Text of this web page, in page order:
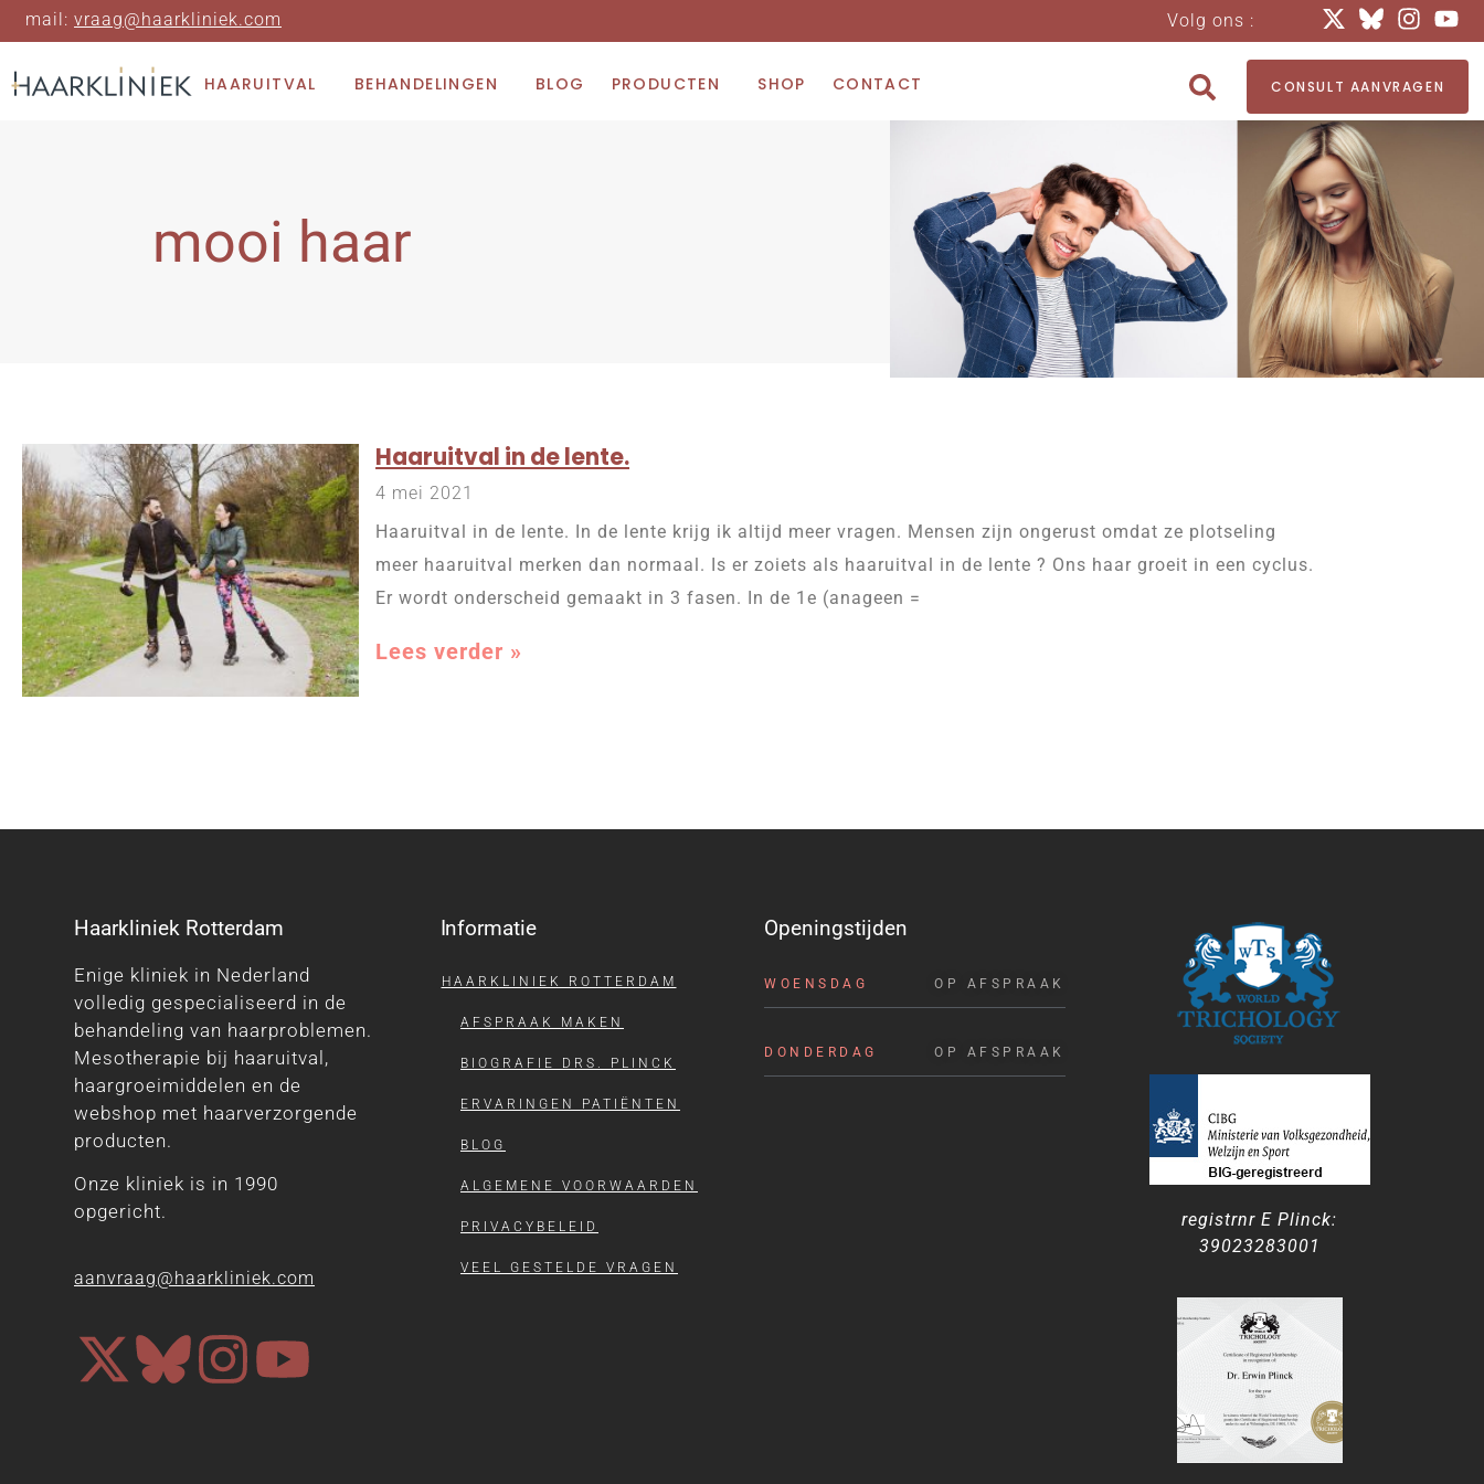
mail: vraag@haarkliniek.com Volg ons :
HAARUITVAL BEHANDELINGEN BLOG PRODUCTEN SHOP CONTACT CONSULT AANVRAGEN
mooi haar
Haaruitval in de lente.
4 mei 2021
Haaruitval in de lente. In de lente krijg ik altijd meer vragen. Mensen zijn ongerust omdat ze plotseling
meer haaruitval merken dan normaal. Is er zoiets als haaruitval in de lente ? Ons haar groeit in een cyclus.
Er wordt onderscheid gemaakt in 3 fasen. In de 1e (anageen =
Lees verder »
Haarkliniek Rotterdam
Enige kliniek in Nederland
volledig gespecialiseerd in de
behandeling van haarproblemen.
Mesotherapie bij haaruitval,
haargroeimiddelen en de
webshop met haarverzorgende
producten.
Onze kliniek is in 1990
opgericht.
aanvraag@haarkliniek.com
Informatie
HAARKLINIEK ROTTERDAM
AFSPRAAK MAKEN
BIOGRAFIE DRS. PLINCK
ERVARINGEN PATIËNTEN
BLOG
ALGEMENE VOORWAARDEN
PRIVACYBELEID
VEEL GESTELDE VRAGEN
Openingstijden
WOENSDAG
DONDERDAG
OP AFSPRAAK
OP AFSPRAAK
registrnr E Plinck:
39023283001